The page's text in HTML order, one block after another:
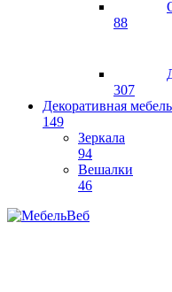
88
307
Декоративная мебель
149
Зеркала
94
Вешалки
46